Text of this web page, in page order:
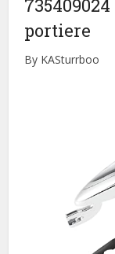
735409024
portiere
By KASturrboo